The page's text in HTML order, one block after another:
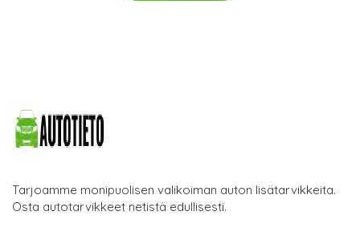
Tarjoamme monipuolisen valikoiman auton lisätarvikkeita.
Osta autotarvikkeet netistä edullisesti.